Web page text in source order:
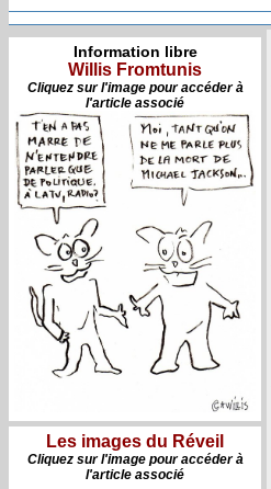
Information libre
Willis Fromtunis
Cliquez sur l'image pour accéder à
l'article associé
Les images du Réveil
Cliquez sur l'image pour accéder à
l'article associé